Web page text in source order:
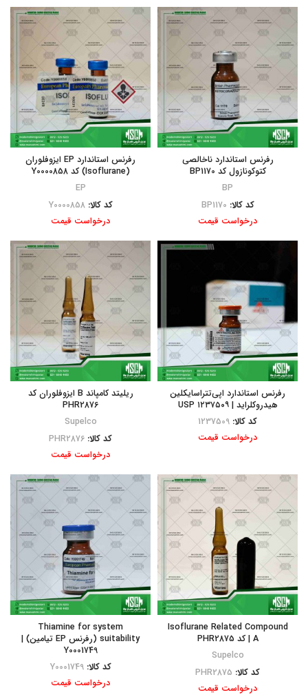
رفرنس استاندارد ناخالصی
کتوکونازول کد BP1170
BP
کد کالا: BP1170
درخواست قیمت
رفرنس استاندارد EP ایزوفلوران
(Isoflurane) کد Y0000858
EP
کد کالا:Y0000858
درخواست قیمت
رفرنس استاندارد اپی‌تتراسایکلین
هیدروکلراید | ۱۲۳۷۵۰۹ USP
کد کالا: 1237509
درخواست قیمت
ریلیتد کامپاند B ایزوفلوران کد
PHR2876
Supelco
کد کالا: PHR2876
درخواست قیمت
Isoflurane Related Compound
A | کد PHR2875
Supelco
کد کالا: PHR2875
درخواست قیمت
Thiamine for system
suitability (رفرنس EP تیامین) |
Y0001749
کد کالا:Y0001749
درخواست قیمت